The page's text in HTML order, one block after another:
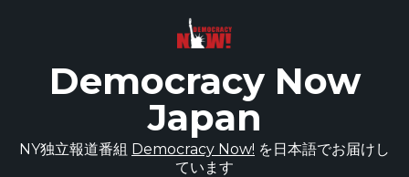
Democracy Now
Japan
NY独立報道番組 Democracy Now! を日本語でお届けし
ています